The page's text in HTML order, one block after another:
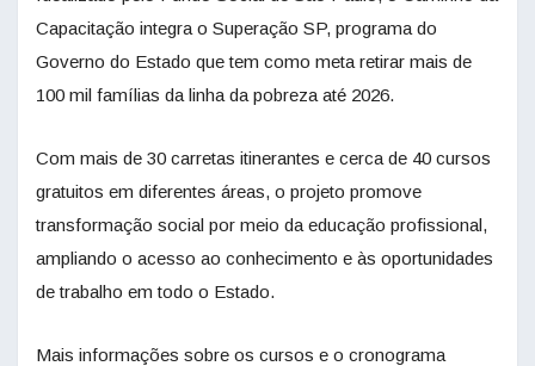
Capacitação integra o Superação SP, programa do
Governo do Estado que tem como meta retirar mais de
100 mil famílias da linha da pobreza até 2026.
Com mais de 30 carretas itinerantes e cerca de 40 cursos
gratuitos em diferentes áreas, o projeto promove
transformação social por meio da educação profissional,
ampliando o acesso ao conhecimento e às oportunidades
de trabalho em todo o Estado.
Mais informações sobre os cursos e o cronograma